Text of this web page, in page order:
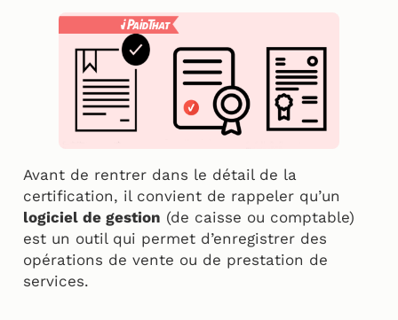
Avant de rentrer dans le détail de la
certification, il convient de rappeler qu’un
logiciel de gestion (de caisse ou comptable)
est un outil qui permet d’enregistrer des
opérations de vente ou de prestation de
services.